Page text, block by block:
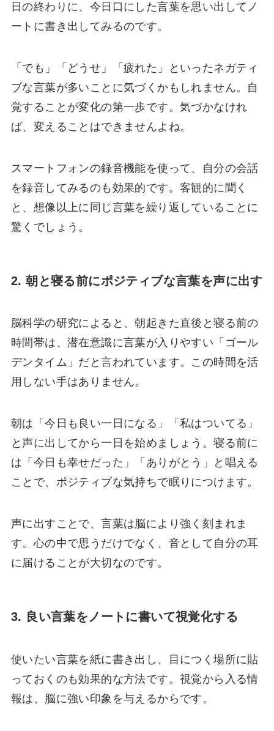
日の終わりに、今日口にした言葉を思い出してノ
ートに書き出してみるのです。
「でも」「どうせ」「疲れた」といったネガティ
ブな言葉が多いことに気づくかもしれません。自
覚することが変化の第一歩です。気づかなけれ
ば、変えることはできませんよね。
スマートフォンの録音機能を使って、自分の会話
を録音してみるのも効果的です。客観的に聞く
と、想像以上に同じ言葉を繰り返していることに
驚くでしょう。
2. 朝と寝る前にポジティブな言葉を声に出す
脳科学の研究によると、朝起きた直後と寝る前の
時間帯は、潜在意識に言葉が入りやすい「ゴール
デンタイム」だと言われています。この時間を活
用しない手はありません。
朝は「今日も良い一日になる」「私はついてる」
と声に出してから一日を始めましょう。寝る前に
は「今日も幸せだった」「ありがとう」と唱える
ことで、ポジティブな気持ちで眠りにつけます。
声に出すことで、言葉は脳により強く刻まれま
す。心の中で思うだけでなく、音として自分の耳
に届けることが大切なのです。
3. 良い言葉をノートに書いて視覚化する
使いたい言葉を紙に書き出し、目につく場所に貼
っておくのも効果的な方法です。視覚から入る情
報は、脳に強い印象を与えるからです。